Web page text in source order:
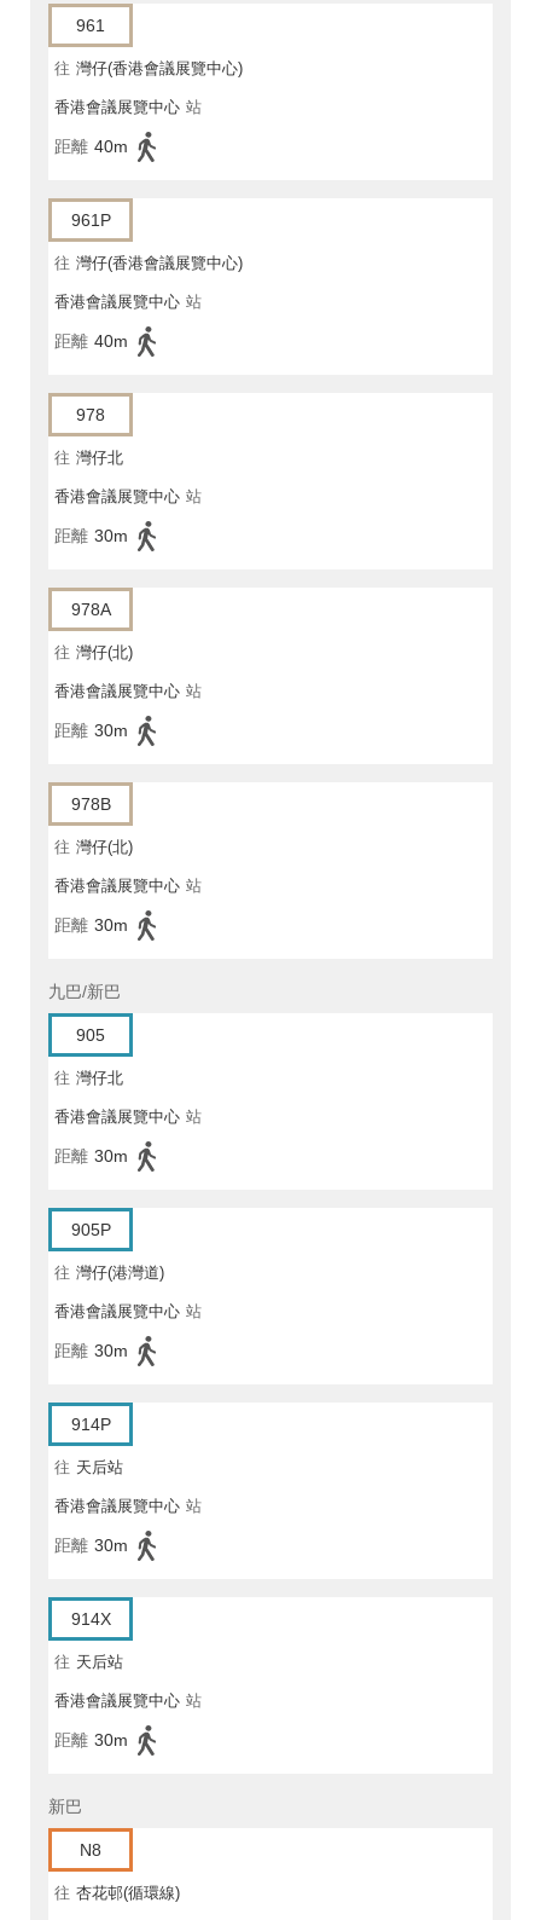
961
往 灣仔(香港會議展覽中心)
香港會議展覽中心 站
距離 40m
961P
往 灣仔(香港會議展覽中心)
香港會議展覽中心 站
距離 40m
978
往 灣仔北
香港會議展覽中心 站
距離 30m
978A
往 灣仔(北)
香港會議展覽中心 站
距離 30m
978B
往 灣仔(北)
香港會議展覽中心 站
距離 30m
九巴/新巴
905
往 灣仔北
香港會議展覽中心 站
距離 30m
905P
往 灣仔(港灣道)
香港會議展覽中心 站
距離 30m
914P
往 天后站
香港會議展覽中心 站
距離 30m
914X
往 天后站
香港會議展覽中心 站
距離 30m
新巴
N8
往 杏花邨(循環線)